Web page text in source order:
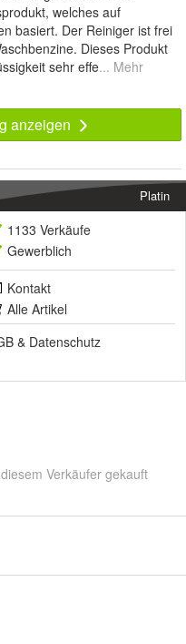
welches auf
basiert. Der Reiniger ist frei
Dieses Produkt
sehr effe... Mehr
anzeigen
Platin
1133 Verkäufe
Gewerblich
Kontakt
Alle Artikel
& Datenschutz
Verkäufer gekauft